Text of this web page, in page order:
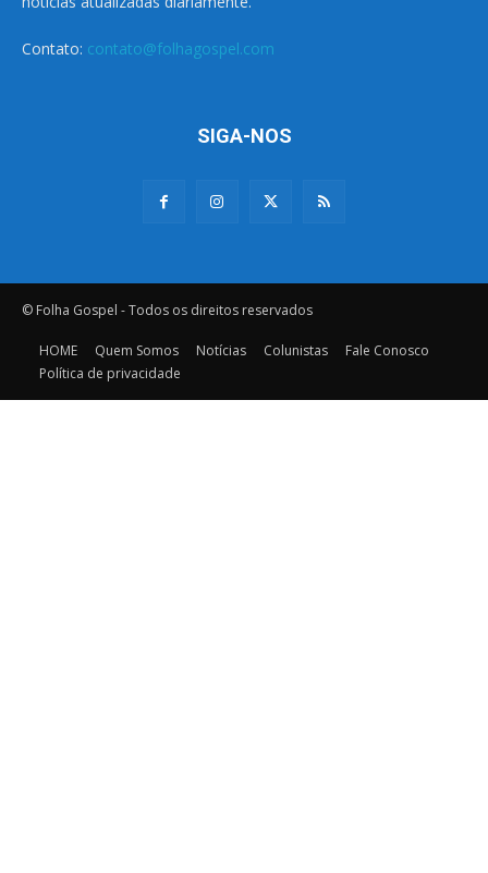
Contato: contato@folhagospel.com
SIGA-NOS
© Folha Gospel - Todos os direitos reservados
HOME Quem Somos Notícias Colunistas
Fale Conosco
Política de privacidade